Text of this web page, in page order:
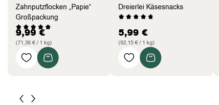
Zahnputzflocken „Papie“
Großpackung
9,99€
(71,36 € / 1 kg)
Dreierlei Käsesnacks
5,99 €
(92,15 € / 1 kg)